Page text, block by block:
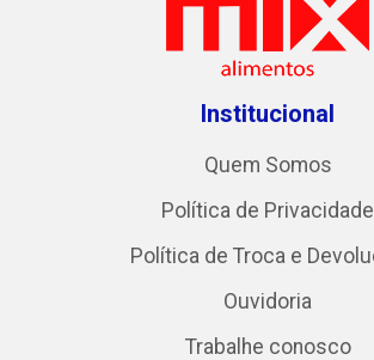
Institucional
Quem Somos
Política de Privacidade
Política de Troca e
Ouvidoria
Trabalhe conosco